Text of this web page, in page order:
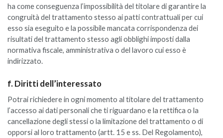
ha come conseguenza l’impossibilità del titolare di garantire la
congruità del trattamento stesso ai patti contrattuali per cui
esso sia eseguito e la possibile mancata corrispondenza dei
risultati del trattamento stesso agli obblighi imposti dalla
normativa fiscale, amministrativa o del lavoro cui esso è
indirizzato.
f. Diritti dell’interessato
Potrai richiedere in ogni momento al titolare del trattamento
l’accesso ai dati personali che ti riguardano e la rettifica o la
cancellazione degli stessi o la limitazione del trattamento o di
opporsi al loro trattamento (artt. 15 e ss. Del Regolamento),